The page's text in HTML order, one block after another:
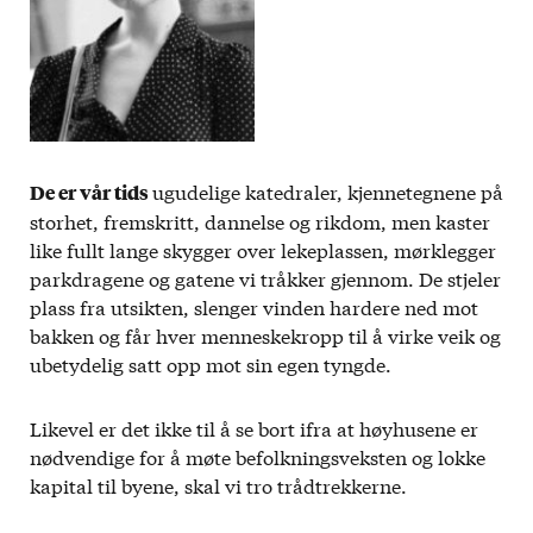
De er vår tidsugudelige katedraler, kjennetegnene på
storhet, fremskritt, dannelse og rikdom, men kaster
like fullt lange skygger over lekeplassen, mørklegger
parkdragene og gatene vi tråkker gjennom. De stjeler
plass fra utsikten, slenger vinden hardere ned mot
bakken og får hver menneskekropp til å virke veik og
ubetydelig satt opp mot sin egen tyngde.
Likevel er det ikke til å se bort ifra at høyhusene er
nødvendige for å møte befolkningsveksten og lokke
kapital til byene, skal vi tro trådtrekkerne.